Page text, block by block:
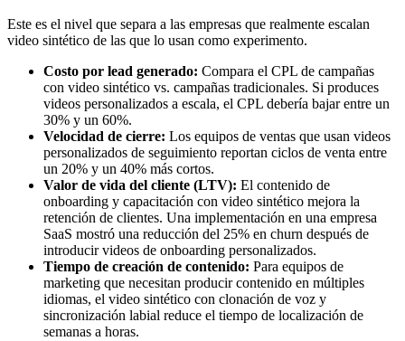
Este es el nivel que separa a las empresas que realmente escalan
video sintético de las que lo usan como experimento.
Costo por lead generado: Compara el CPL de campañas
con video sintético vs. campañas tradicionales. Si produces
videos personalizados a escala, el CPL debería bajar entre un
30% y un 60%.
Velocidad de cierre: Los equipos de ventas que usan videos
personalizados de seguimiento reportan ciclos de venta entre
un 20% y un 40% más cortos.
Valor de vida del cliente (LTV): El contenido de
onboarding y capacitación con video sintético mejora la
retención de clientes. Una implementación en una empresa
SaaS mostró una reducción del 25% en churn después de
introducir videos de onboarding personalizados.
Tiempo de creación de contenido: Para equipos de
marketing que necesitan producir contenido en múltiples
idiomas, el video sintético con clonación de voz y
sincronización labial reduce el tiempo de localización de
semanas a horas.